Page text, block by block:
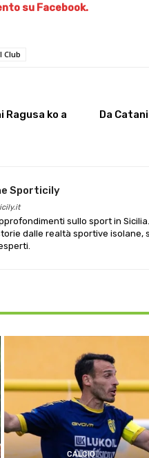
su Facebook.
Club
Ragusa ko a
Da
Sporticily
sullo sport in
dalle realtà sportive isolane,
CALCIO